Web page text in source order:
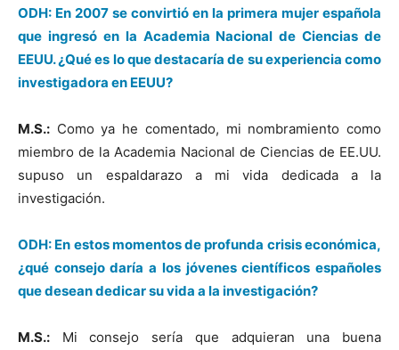
ODH: En 2007 se convirtió en la primera mujer española
que ingresó en la Academia Nacional de Ciencias de
EEUU. ¿Qué es lo que destacaría de su experiencia como
investigadora en EEUU?
M.S.: Como ya he comentado, mi nombramiento como
miembro de la Academia Nacional de Ciencias de EE.UU.
supuso un espaldarazo a mi vida dedicada a la
investigación.
ODH: En estos momentos de profunda crisis económica,
¿qué consejo daría a los jóvenes científicos españoles
que desean dedicar su vida a la investigación?
M.S.: Mi consejo sería que adquieran una buena